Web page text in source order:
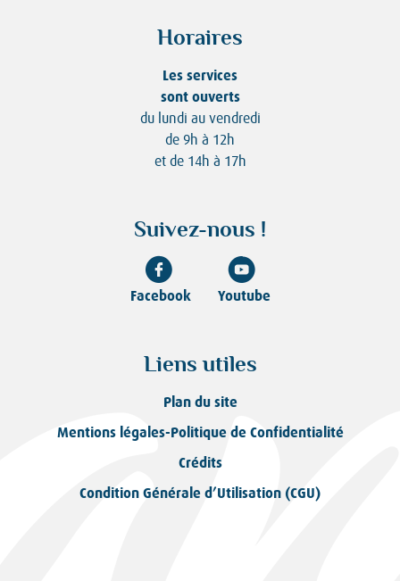
Horaires
Les services
sont ouverts
du lundi au vendredi
de 9h à 12h
et de 14h à 17h
Suivez-nous !
Facebook Youtube
Liens utiles
Plan du site
Mentions légales-Politique de Confidentialité
Crédits
Condition Générale d’Utilisation (CGU)